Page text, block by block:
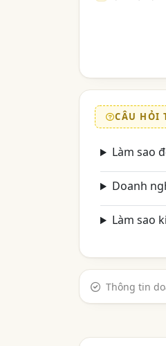
CÂU HỎI
Làm sao
Doanh
Làm sao
Thông tin